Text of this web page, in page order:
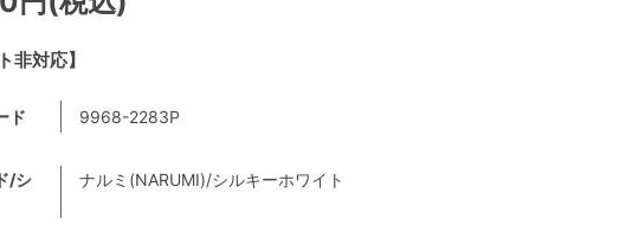
非対応】
ド 9968-2283P
/シ
ナルミ(NARUMI)/シルキーホワイト